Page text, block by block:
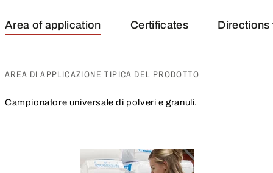
Area of application Certificates Directions
AREA DI APPLICAZIONE TIPICA DEL PRODOTTO
Campionatore universale di polveri e granuli.